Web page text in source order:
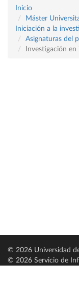
Inicio
Máster
Iniciación a la
Asignaturas del
Investigación
© 2026 Universidad
© 2026 Servicio de